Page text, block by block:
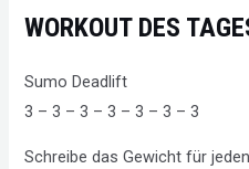
WORKOUT DES
Sumo Deadlift
3 – 3 – 3 – 3 – 3 – 3 – 3
Schreibe das Gewicht für